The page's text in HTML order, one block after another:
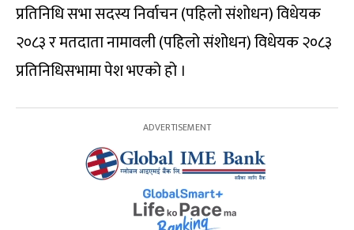
प्रतिनिधि सभा सदस्य निर्वाचन (पहिलो संशोधन) विधेयक
२०८३ र मतदाता नामावली (पहिलो संशोधन) विधेयक २०८३
प्रतिनिधिसभामा पेश भएको हो ।